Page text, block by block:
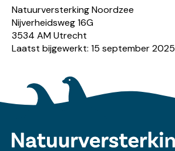
Natuurversterking Noordzee
Nijverheidsweg 16G
3534 AM Utrecht
Laatst bijgewerkt: 15 september 2025